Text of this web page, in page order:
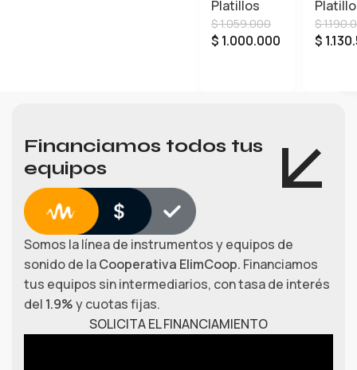
Platillos
$1.059.000
$ 1.000.000
Dual
Hat:
$
$
Financiamos todos tus
equipos
Somos la línea de instrumentos y equipos de
sonido de laCooperativa ElimCoop. Financiamos
tus equipos sin intermediarios, con tasa de interés
del 1.9%y cuotas fijas.
SOLICITA EL FINANCIAMIENTO